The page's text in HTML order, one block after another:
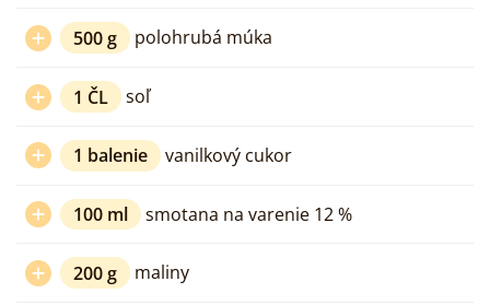
500g polohrubá múka
1 ČL soľ
1 balenie vanilkový cukor
100 ml smotana na varenie 12 %
200g maliny